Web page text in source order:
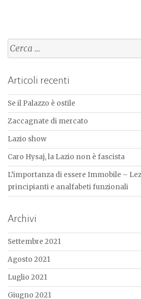
Ricerca
per:
Articoli recenti
Se il Palazzo è ostile
Zaccagnate di mercato
Lazio show
Caro Hysaj, la Lazio non è fascista
L’importanza di essere Immobile –
principianti e analfabeti funzionali
Archivi
Settembre 2021
Agosto 2021
Luglio 2021
Giugno 2021